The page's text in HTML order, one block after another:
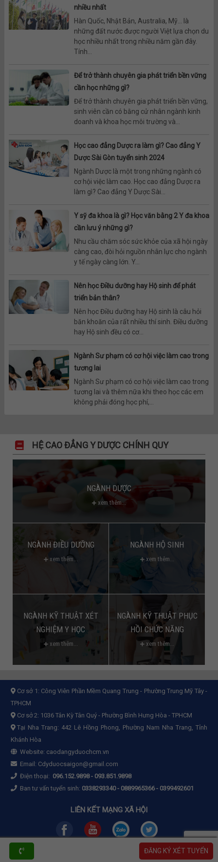
ĐĂNG KÝ XÉT TUYỂN
nhiều nhất
Hàn Quốc, Nhật Bản, Australia, Mỹ… là
những đất nước được người Việt lựa chọn du
học nhiều nhất trong nhiều năm gần đây.
Tính...
Để trở thành chuyên gia phát triển bền vững
cần học những gì?
Để trở thành chuyên gia phát triển bền vững,
sinh viên cần có bằng cử nhân ngành kinh
doanh và khoa học môi trường và...
Học cao đẳng Dược ra làm gì? Cao đẳng Y
Dược Sài Gòn tuyển sinh 2024
Ngành Dược là một trong những ngành có
cơ hội việc làm cao. Học cao đẳng Dược ra
làm gì? Cao đẳng Y Dược Sài...
Y sỹ đa khoa là gì? Học văn bằng 2 Y đa khoa
cần lưu ý những gì?
Nhu cầu chăm sóc sức khỏe của xã hội ngày
càng cao, đòi hỏi nguồn nhân lực cho ngành
y tế ngày càng lớn. Y...
Nên học Điều dưỡng hay Hộ sinh để phát
triển bản thân?
Nên học Điều dưỡng hay Hộ sinh là câu hỏi
băn khoăn của rất nhiều thí sinh. Điều dưỡng
hay Hộ sinh đều có cơ...
Ngành Sư phạm có cơ hội việc làm cao trong
tương lai
Ngành Sư phạm có cơ hội việc làm cao trong
tương lai và thêm nữa khi theo học các em
không phải đóng học phí,...
HỆ CAO ĐẲNG Y DƯỢC CHÍNH QUY
NGÀNH DƯỢC
xem thêm...
NGÀNH ĐIỀU DƯỠNG
xem thêm...
NGÀNH HỘ SINH
xem thêm...
NGÀNH KỸ THUẬT XÉT
NGHIỆM Y HỌC
xem thêm...
NGÀNH KỸ THUẬT PHỤC
HỒI CHỨC NĂNG
xem thêm...
Cơ sở 1: Công Viên Phần Mềm Quang Trung - Phường Trung Mỹ Tây -
TPHCM
Cơ sở 2: 1036 Tân Kỳ Tân Quý - Phường Bình Hưng Hòa - TPHCM
Tại Nha Trang: 442 Lê Hồng Phong, Phường Nam Nha Trang, Tỉnh
Khánh Hòa
Website: caodangyduochcm.vn
Email: Cdyduocsaigon@gmail.com
Điện thoại: 096.152.9898- 093.851.9898
Ban tư vấn tuyển sinh: 0338293340 - 0889965366 - 0399492601
LIÊN KẾT MẠNG XÃ HỘI